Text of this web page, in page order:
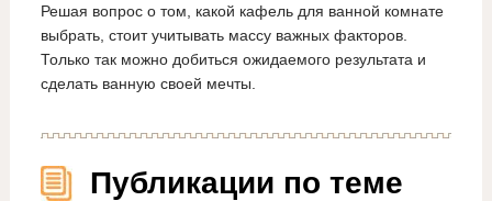
Решая вопрос о том, какой кафель для ванной комнате
выбрать, стоит учитывать массу важных факторов.
Только так можно добиться ожидаемого результата и
сделать ванную своей мечты.
Публикации по теме